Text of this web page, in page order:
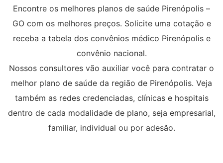
Encontre os melhores planos de saúde Pirenópolis –
GO com os melhores preços. Solicite uma cotação e
receba a tabela dos convênios médico Pirenópolis e
convênio nacional.
Nossos consultores vão auxiliar você para contratar o
melhor plano de saúde da região de Pirenópolis. Veja
também as redes credenciadas, clínicas e hospitais
dentro de cada modalidade de plano, seja empresarial,
familiar, individual ou por adesão.